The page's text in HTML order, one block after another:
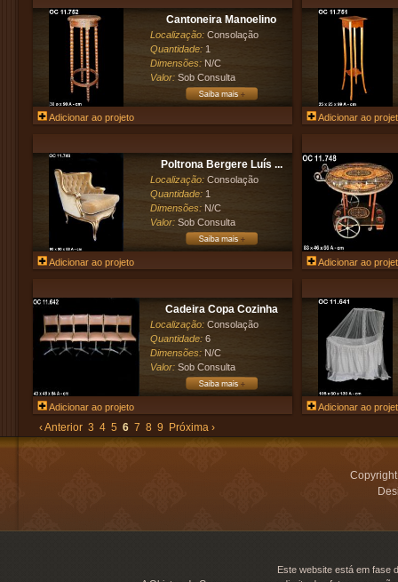
Cantoneira Manoelino
Localização: Consolação
Quantidade: 1
Dimensões: N/C
Valor: Sob Consulta
Adicionar ao projeto Adicionar ao
Poltrona Bergere Luís ...
Localização: Consolação
Quantidade: 1
Dimensões: N/C
Valor: Sob Consulta
Adicionar ao projeto Adicionar ao
Cadeira Copa Cozinha
Localização: Consolação
Quantidade: 6
Dimensões: N/C
Valor: Sob Consulta
Adicionar ao projeto Adicionar ao
‹ Anterior 3 4 5 6 7 8 9 Próxima ›
Este website está em fase